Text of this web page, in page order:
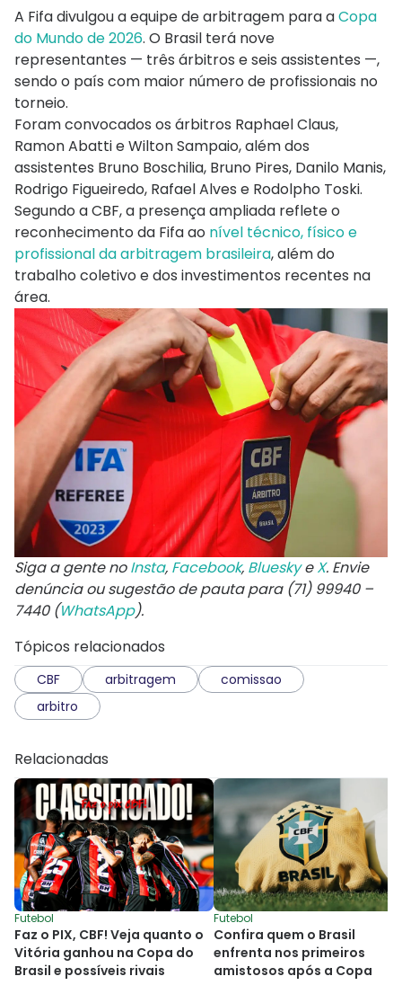
A Fifa divulgou a equipe de arbitragem para aCopa
do Mundo de 2026. O Brasil terá nove
representantes — três árbitros e seis assistentes —,
sendo o país com maior número de profissionais no
torneio.
Foram convocados os árbitros Raphael Claus,
Ramon Abatti e Wilton Sampaio, além dos
assistentes Bruno Boschilia, Bruno Pires, Danilo Manis,
Rodrigo Figueiredo, Rafael Alves e Rodolpho Toski.
Segundo a CBF, a presença ampliada reflete o
reconhecimento da Fifa ao nível técnico, físico e
profissional da arbitragem brasileira, além do
trabalho coletivo e dos investimentos recentes na
área.
Siga a gente noInsta, Facebook, BlueskyeX. Envie
denúncia ou sugestão de pauta para (71) 99940 –
7440 (WhatsApp).
Tópicos relacionados
CBF arbitragem
comissao
arbitro
Relacionadas
Futebol
Faz o PIX, CBF! Veja quanto o
Vitória ganhou na Copa do
Brasil e possíveis rivais
Futebol
Confira quem o Brasil
enfrenta nos primeiros
amistosos após a Copa